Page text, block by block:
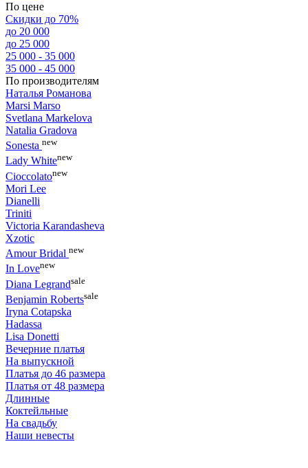
По цене
Скидки до 70%
до 20 000
до 25 000
25 000 - 35 000
35 000 - 45 000
По производителям
Наталья Романова
Marsi Marsо
Svetlana Markelova
Natalia Gradova
Sonesta new
Lady Whitenew
Cioccolatonew
Mori Lee
Dianelli
Triniti
Victoria Karandasheva
Xzotic
Amour Bridal new
In Lovenew
Diana Legrandsale
Benjamin Robertssale
Iryna Cotapska
Hadassa
Lisa Donetti
Вечерние платья
На выпускной
Платья до 46 размера
Платья от 48 размера
Длинные
Коктейльные
На свадьбу
Наши невесты